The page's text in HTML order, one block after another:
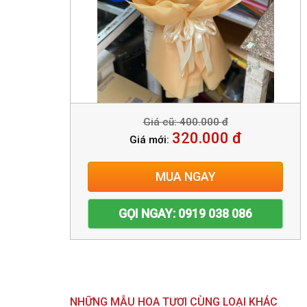
Giá cũ: 400.000 đ
Giá mới: 320.000 đ
MUA NGAY
GỌI NGAY: 0919 038 086
NHỮNG MẪU HOA TƯƠI CÙNG LOẠI KHÁC